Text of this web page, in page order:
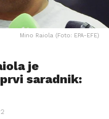
Mino Raiola (Foto: EPA-EFE)
je
saradnik: